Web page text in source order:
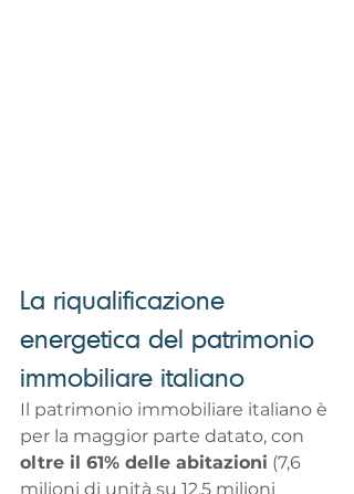
La riqualificazione
energetica del patrimonio
immobiliare italiano
Il patrimonio immobiliare italiano è
per la maggior parte datato, con
oltre il 61% delle abitazioni (7,6
milioni di unità su 12,5 milioni